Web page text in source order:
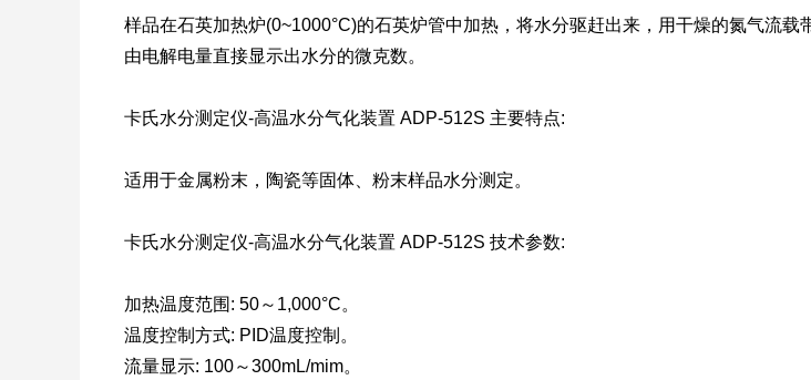
样品在石英加热炉(0~1000°C)的石英炉管中加热，将水分驱赶出来，用干燥的氮气流载
由电解电量直接显示出水分的微克数。
卡氏水分测定仪-高温水分气化装置 ADP-512S 主要特点:
适用于金属粉末，陶瓷等固体、粉末样品水分测定。
卡氏水分测定仪-高温水分气化装置 ADP-512S 技术参数:
加热温度范围: 50～1,000°C。
温度控制方式: PID温度控制。
流量显示: 100～300mL/mim。